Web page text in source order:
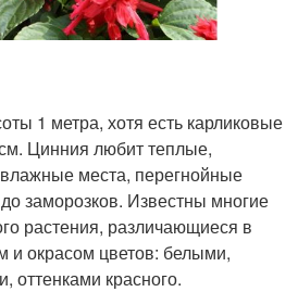
1 метра, хотя есть карликовые
Цинния любит теплые,
места, перегнойные
заморозков. Известны многие
растения, различающиеся в
и окрасом цветов: белыми,
красного.